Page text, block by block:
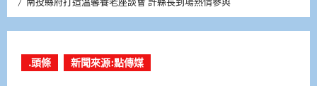
.頭條 新聞來源:點傳媒